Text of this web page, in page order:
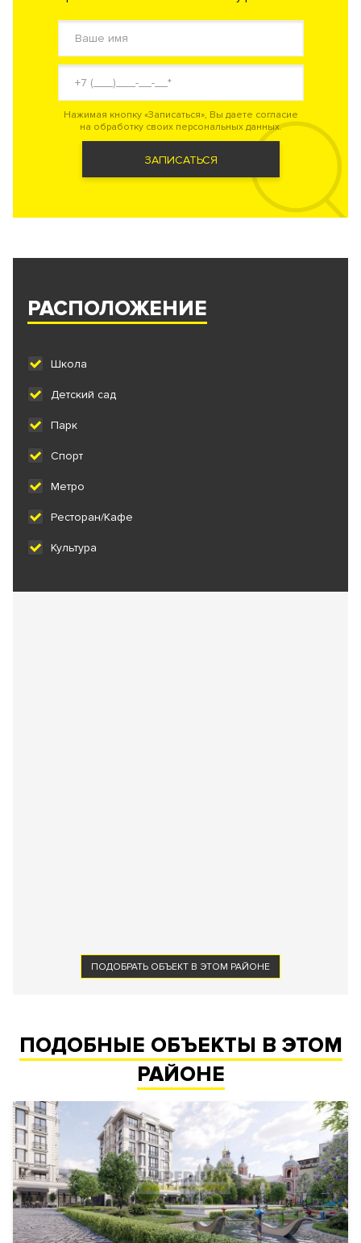
Нажимая кнопку «Записаться», Вы даете согласие
на обработку своих персональных данных.
ЗАПИСАТЬСЯ
РАСПОЛОЖЕНИЕ
Школа
Детский сад
Парк
Спорт
Метро
Ресторан/Кафе
Культура
ПОДОБРАТЬ ОБЪЕКТ В ЭТОМ РАЙОНЕ
ПОДОБНЫЕ ОБЪЕКТЫ В ЭТОМ
РАЙОНЕ